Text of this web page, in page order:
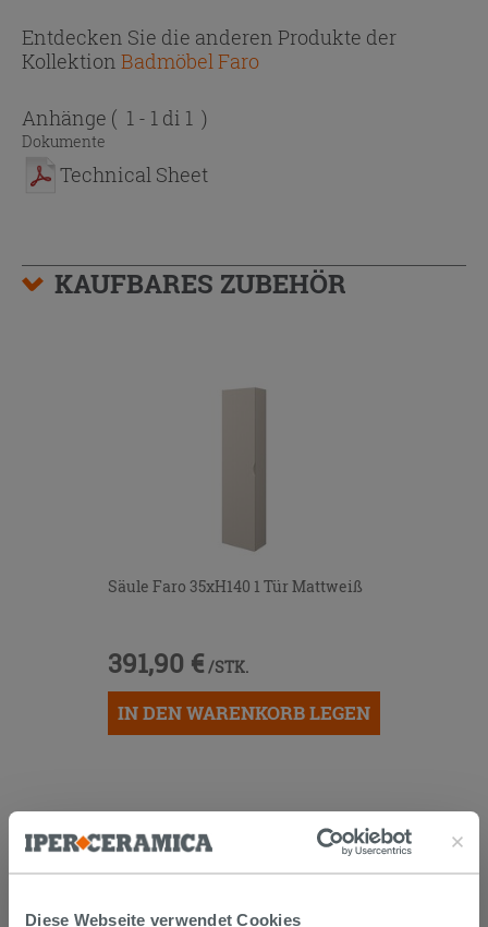
Diese Webseite verwendet Cookies
Entdecken Sie die anderen Produkte der
Kollektion Badmöbel Faro
Anhänge ( 1 - 1 di 1 )
Dokumente
Technical Sheet
KAUFBARES ZUBEHÖR
Säule Faro 35xH140 1 Tür Mattweiß
391,90 € /STK.
IN DEN WARENKORB LEGEN
KUNDEN, DIE DIESEN ARTIKEL